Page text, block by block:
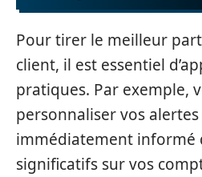
Pour tirer le meilleur
client, il est essentiel
pratiques. Par exemple,
personnaliser vos
immédiatement informé
significatifs sur vos